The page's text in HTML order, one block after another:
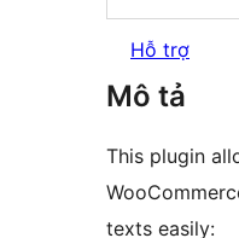
Hỗ trợ
Mô tả
This plugin
texts easily: